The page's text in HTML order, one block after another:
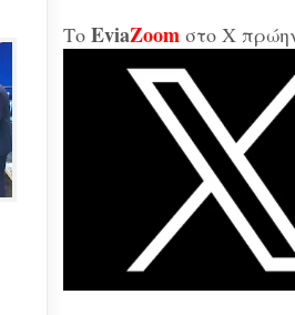
Μύδροι της αντιπολίτευσης
Τζαβέλλας αθώωσε και τον
καταπάτησε βάναυσα το
κακοποιημένο κράτος
πραξικοματική διάταξη, θα
για να λογοδοτήσουν και
διευθύνων και αυτού του
κ.Μητσοτάκης...»
Χαλκίδα: Δείτε ζωντανά
στη Παλαιά Γέφυρα
Το EviaZoom στο X